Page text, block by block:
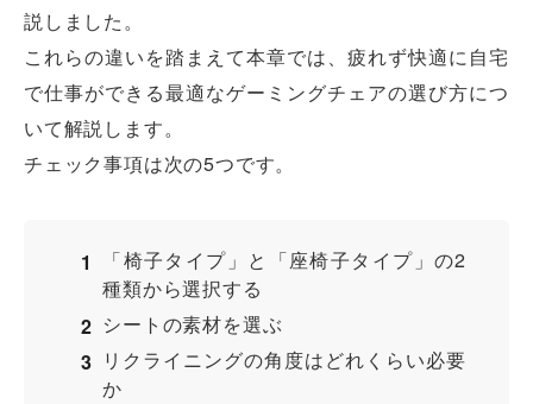
説しました。
これらの違いを踏まえて本章では、疲れず快適に自宅
で仕事ができる最適なゲーミングチェアの選び方につ
いて解説します。
チェック事項は次の5つです。
「椅子タイプ」と「座椅子タイプ」の2
種類から選択する
シートの素材を選ぶ
リクライニングの角度はどれくらい必要
か